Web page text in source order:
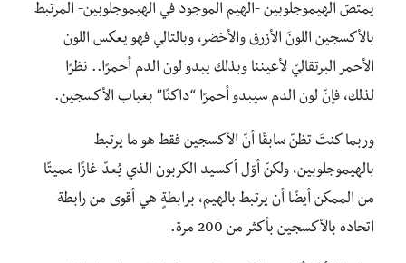
يمتصّ الهيموجلوبين -الهيم الموجود في الهيموجلوبين- المرتبط
بالأكسجين اللونَ الأزرق والأخضر، وبالتالي فهو يعكس اللون
الأحمر البرتقاليّ لأعيننا وبذلك يبدو لون الدم أحمرًا.. نظرًا
لذلك، فإنّ لون الدم سيبدو أحمرًا “داكنًا” بغياب الأكسجين.
وربما كنتَ تظنّ سابقًا أنّ الأكسجين فقط هو ما يرتبط
بالهيموجلوبين، ولكنّ أوّل أكسيد الكربون الذي يُعدّ غازًا مميتًا
من الممكن أيضًا أن يرتبط بالهيم، برابطةٍ هي أقوى من رابطة
اتحاده بالأكسجين بأكثر من 200 مرة.